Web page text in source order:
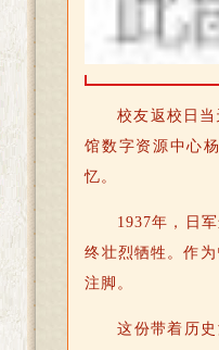
校友返校日
馆数字资源中心
忆。
1937年，日
终壮烈牺牲。作
注脚。
这份带着历